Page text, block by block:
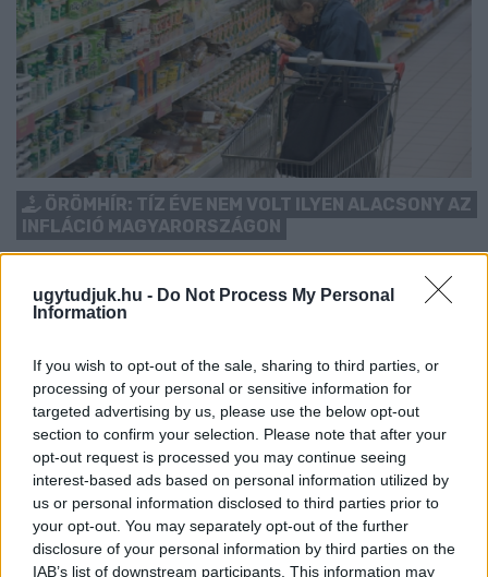
ugytudjuk.hu - Do Not Process My Personal
Information
If you wish to opt-out of the sale, sharing to third parties, or
processing of your personal or sensitive information for
targeted advertising by us, please use the below opt-out
section to confirm your selection. Please note that after your
opt-out request is processed you may continue seeing
interest-based ads based on personal information utilized by
us or personal information disclosed to third parties prior to
your opt-out. You may separately opt-out of the further
disclosure of your personal information by third parties on the
IAB’s list of downstream participants. This information may
ÖRÖMHÍR: TÍZ ÉVE NEM VOLT ILYEN ALACSONY AZ
INFLÁCIÓ MAGYARORSZÁGON
összevetésben a fogyasztói árak, miközben az élelmiszerek ára
már csökkent.